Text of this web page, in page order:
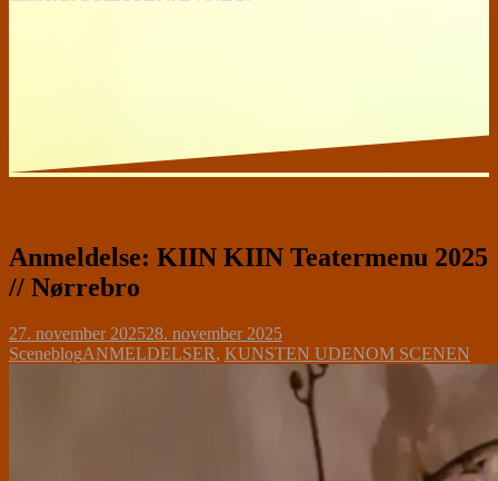
Anmeldelse: KIIN KIIN Teatermenu 2025
// Nørrebro
27. november 202528. november 2025
SceneblogANMELDELSER, KUNSTEN UDENOM SCENEN